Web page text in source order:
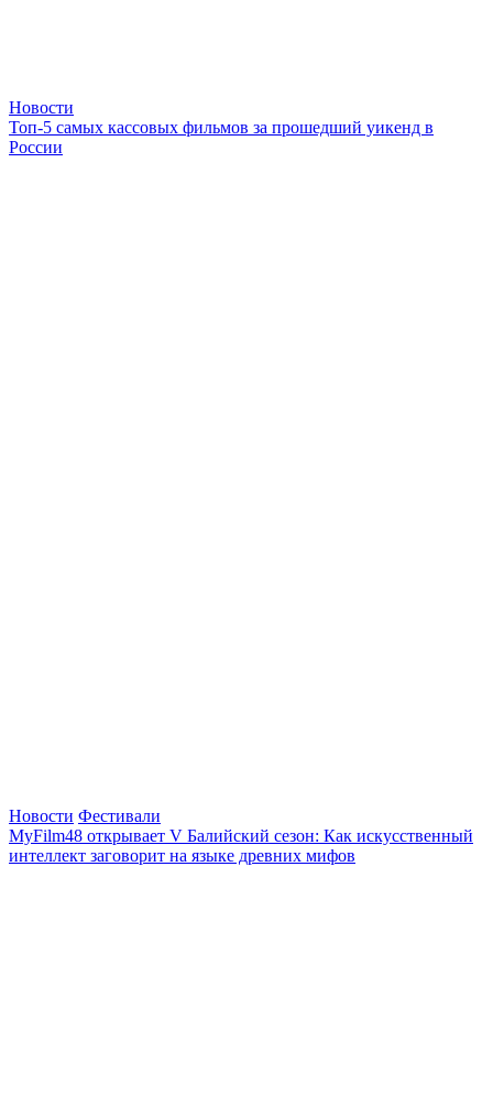
Новости
Топ-5 самых кассовых фильмов за прошедший уикенд в
России
Новости Фестивали
MyFilm48 открывает V Балийский сезон: Как искусственный
интеллект заговорит на языке древних мифов